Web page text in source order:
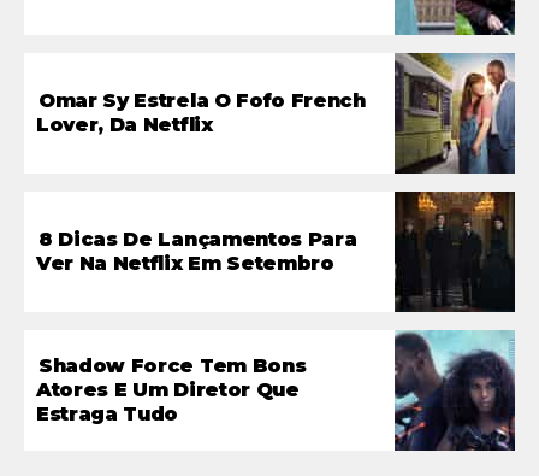
Omar Sy Estrela O Fofo French
Lover, Da Netflix
8 Dicas De Lançamentos Para
Ver Na Netflix Em Setembro
Shadow Force Tem Bons
Atores E Um Diretor Que
Estraga Tudo